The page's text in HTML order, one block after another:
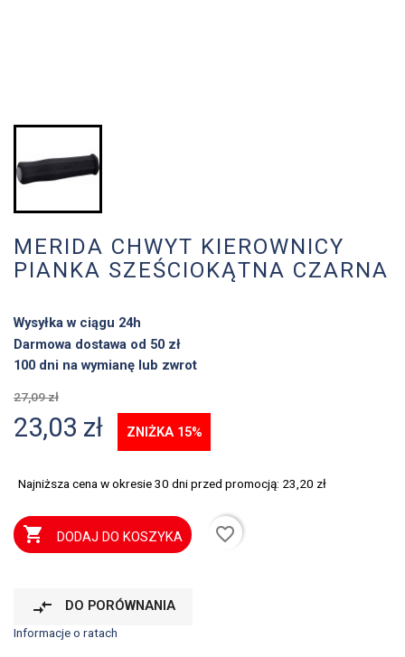
MERIDA CHWYT KIEROWNICY
PIANKA SZEŚCIOKĄTNA CZARNA
Wysyłka w ciągu 24h
Darmowa dostawa od 50 zł
100 dni na wymianę lub zwrot
27,09 zł
23,03 zł ZNIŻKA 15%
Najniższa cena w okresie 30 dni przed promocją: 23,20 zł
 DODAJ DO KOSZYKA favorite_border
compare_arrows DO PORÓWNANIA
Informacje o ratach